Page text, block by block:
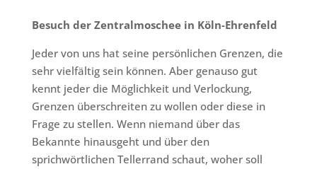
Besuch der Zentralmoschee in Köln-Ehrenfeld
Jeder von uns hat seine persönlichen Grenzen, die
sehr vielfältig sein können. Aber genauso gut
kennt jeder die Möglichkeit und Verlockung,
Grenzen überschreiten zu wollen oder diese in
Frage zu stellen. Wenn niemand über das
Bekannte hinausgeht und über den
sprichwörtlichen Tellerrand schaut, woher soll